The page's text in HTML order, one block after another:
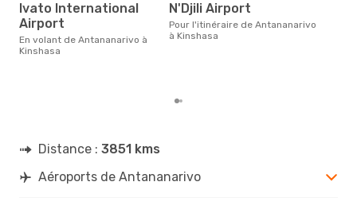
Airport
En volant de Antananarivo à
Kinshasa
N'Djili Airport
Pour l'itinéraire de Antananarivo
à Kinshasa
Distance : 3851 kms
Aéroports de Antananarivo